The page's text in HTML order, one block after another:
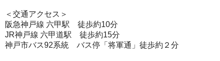
＜交通アクセス＞
阪急神戸線 六甲駅 徒歩約10分
JR神戸線 六甲道駅 徒歩約15分
神戸市バス92系統 バス停「将軍通」徒歩約２分